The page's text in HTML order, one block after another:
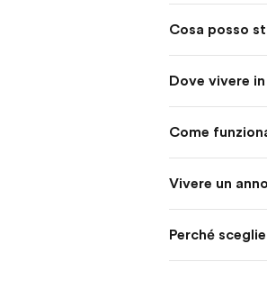
Cosa posso
Dove vivere
Come
Vivere un
Perché